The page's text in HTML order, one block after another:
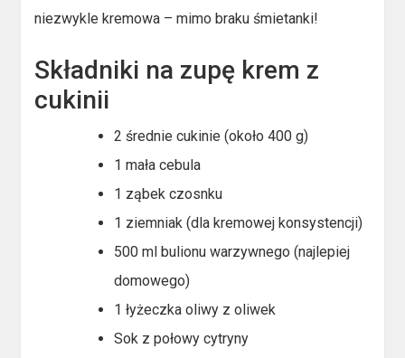
niezwykle kremowa – mimo braku śmietanki!
Składniki na zupę krem z
cukinii
2 średnie cukinie (około 400 g)
1 mała cebula
1 ząbek czosnku
1 ziemniak (dla kremowej konsystencji)
500 ml bulionu warzywnego (najlepiej
domowego)
1 łyżeczka oliwy z oliwek
Sok z połowy cytryny